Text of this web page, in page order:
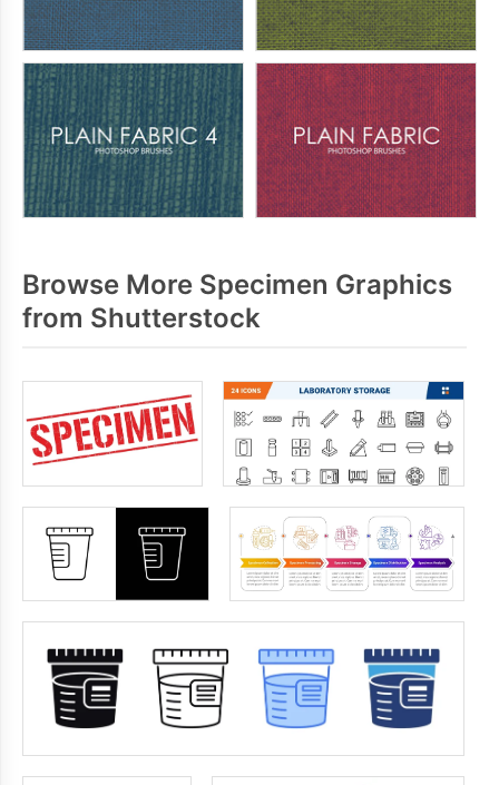
Browse More Specimen Graphics
from Shutterstock